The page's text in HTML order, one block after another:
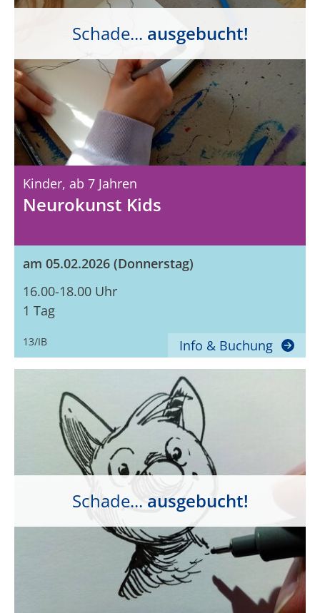
Schade... ausgebucht!
Kinder, Ab 7 Jahren
Neurokunst Kids
am 05.02.2026 (Donnerstag)
16.00-18.00 Uhr
1 Tag
13/IB Info & Buchung
Schade... ausgebucht!